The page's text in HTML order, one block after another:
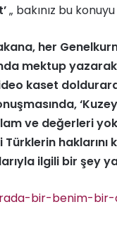
„ bakınız bu
her
mektup
kaset
ve değerleri
ilgili bir şey
bir-benim-bir-